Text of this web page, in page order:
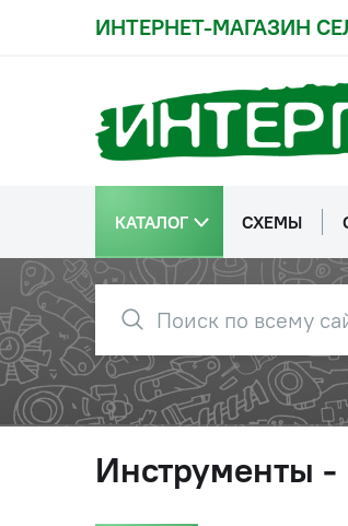
ИНТЕРНЕТ-МАГАЗИН
КАТАЛОГ СХЕМЫ
Инструменты